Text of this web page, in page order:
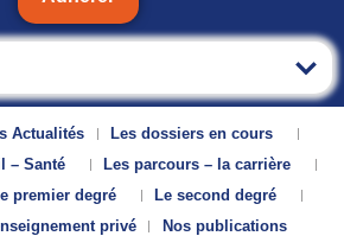
Actualités
Les dossiers en cours
– Santé
Les parcours – la carrière
premier degré
Le second degré
privé Nos publications